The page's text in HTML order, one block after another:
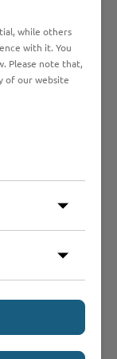
Region.“
Stormarn
Fachportalund
while others
with it. You
Please note that,
of our website